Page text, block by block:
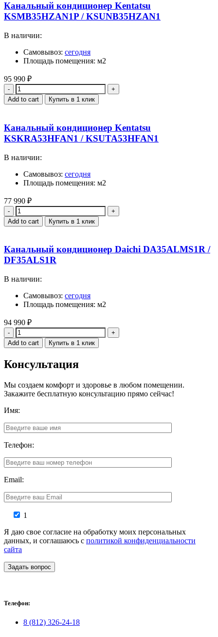
Канальный кондиционер Kentatsu
KSMB35HZAN1P / KSUNB35HZAN1
В наличии:
Самовывоз: сегодня
Площадь помещения: м2
95 990 ₽
Quantity
Add to cart Купить в 1 клик
Канальный кондиционер Kentatsu
KSKRA53HFAN1 / KSUTA53HFAN1
В наличии:
Самовывоз: сегодня
Площадь помещения: м2
77 990 ₽
Quantity
Add to cart Купить в 1 клик
Канальный кондиционер Daichi DA35ALMS1R /
DF35ALS1R
В наличии:
Самовывоз: сегодня
Площадь помещения: м2
94 990 ₽
Quantity
Add to cart Купить в 1 клик
Консультация
Мы создаем комфорт и здоровье в любом помещении.
Закажите бесплатную консультацию прямо сейчас!
Имя:
Телефон:
Email:
1
Я даю свое согласие на обработку моих персональных
данных, и соглашаюсь с политикой конфиденциальности
сайта
Задать вопрос
Телефон:
8 (812) 326-24-18